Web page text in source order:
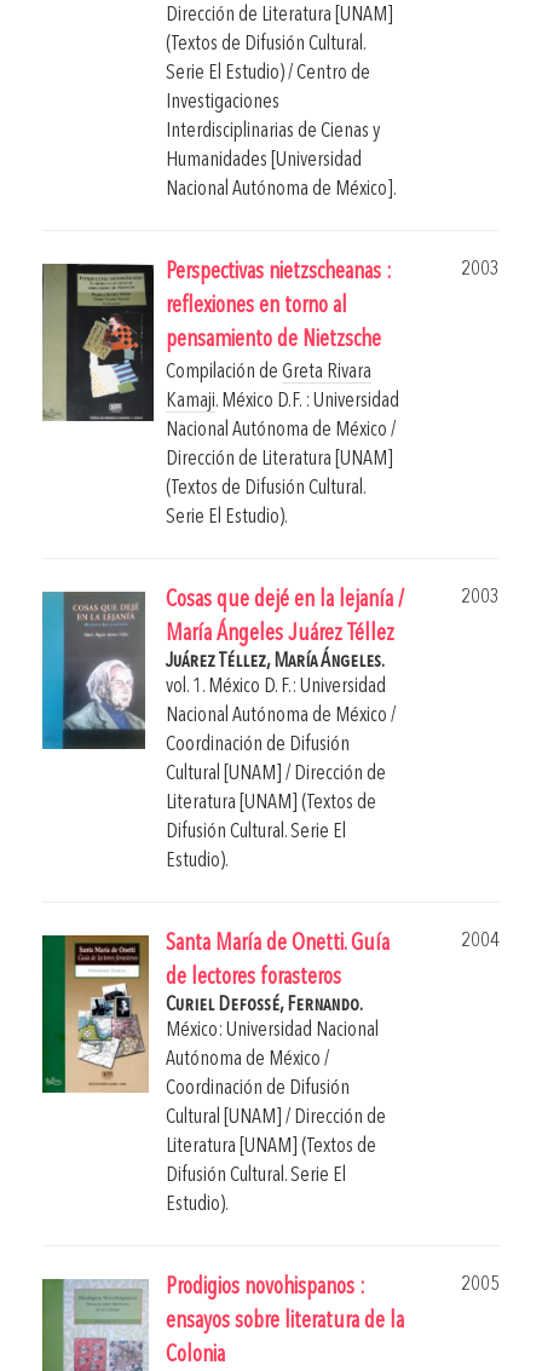
Dirección de Literatura [UNAM]
(Textos de Difusión Cultural.
Serie El Estudio) / Centro de
Investigaciones
Interdisciplinarias de Cienas y
Humanidades [Universidad
Nacional Autónoma de México].
Perspectivas nietzscheanas :
reflexiones en torno al
pensamiento de Nietzsche
2003
Compilación de Greta Rivara
Kamaji. México D.F. : Universidad
Nacional Autónoma de México /
Dirección de Literatura [UNAM]
(Textos de Difusión Cultural.
Serie El Estudio).
Cosas que dejé en la lejanía /
María Ángeles Juárez Téllez
2003
Juárez Téllez, María Ángeles.
vol. 1. México D. F.: Universidad
Nacional Autónoma de México /
Coordinación de Difusión
Cultural [UNAM] / Dirección de
Literatura [UNAM] (Textos de
Difusión Cultural. Serie El
Estudio).
Santa María de Onetti. Guía
de lectores forasteros
2004
Curiel Defossé, Fernando.
México: Universidad Nacional
Autónoma de México /
Coordinación de Difusión
Cultural [UNAM] / Dirección de
Literatura [UNAM] (Textos de
Difusión Cultural. Serie El
Estudio).
Prodigios novohispanos :
ensayos sobre literatura de la
Colonia
2005